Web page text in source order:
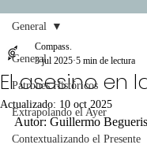
General
Patrones Históricos
Extrapolando el Ayer
Contextualizando el Presente
General
El asesino en
Compass.
3 jul 2025 5 min de lectura
Actualizado: 10 oct 2025
Autor: Guillermo